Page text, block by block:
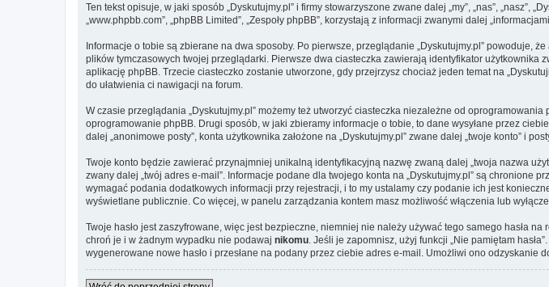
Ten tekst opisuje, w jaki sposób „Dyskutujmy.pl” i firmy stowarzyszone zwane dalej „my”, „nas”, „nasz”,
„www.phpbb.com”, „phpBB Limited”, „Zespoły phpBB”, korzystają z informacji zwanymi dalej
Informacje o tobie są zbierane na dwa sposoby. Po pierwsze, przeglądanie „Dyskutujmy.pl” powoduje,
plików tymczasowych twojej przeglądarki. Pierwsze dwa ciasteczka zawierają identyfikator użytkownika
aplikację phpBB. Trzecie ciasteczko zostanie utworzone, gdy przejrzysz chociaż jeden temat na
do ułatwienia ci nawigacji na forum.
W czasie przeglądania „Dyskutujmy.pl” możemy też utworzyć ciasteczka niezależne od
oprogramowanie phpBB. Drugi sposób, w jaki zbieramy informacje o tobie, to dane wysyłane przez
dalej „anonimowe posty”, konta użytkownika założone na „Dyskutujmy.pl” zwane dalej „twoje konto” i
Twoje konto będzie zawierać przynajmniej unikalną identyfikacyjną nazwę zwaną dalej „twoja nazwa
zwany dalej „twój adres e-mail”. Informacje podane dla twojego konta na „Dyskutujmy.pl” są
wymagać podania dodatkowych informacji przy rejestracji, i to my ustalamy czy podanie ich jest
wyświetlane publicznie. Co więcej, w panelu zarządzania kontem masz możliwość włączenia lub
Twoje hasło jest zaszyfrowane, więc jest bezpieczne, niemniej nie należy używać tego samego hasła
chroń je i w żadnym wypadku nie podawaj nikomu . Jeśli je zapomnisz, użyj funkcji „Nie pamiętam
wygenerowane nowe hasło i przesłane na podany przez ciebie adres e-mail. Umożliwi ono odzyskanie